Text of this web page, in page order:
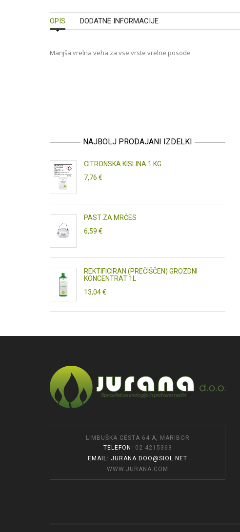
OPIS DODATNE INFORMACIJE
Manjša vrelna veha za vse vrste vrelne posode
NAJBOLJ PRODAJANI IZDELKI
CITRONSKA KISLINA 1 KG
7,76 €
PAST ZA MRČES
6,59 €
REKTIFICIRAN (PREČIŠČEN) GROZDNI
KONCENTRAT 1L
13,04 €
LIMBUŠKA CESTA 64 A, MARIBOR
TELEFON: 02 4215363
EMAIL: JURANA.DOO@SIOL.NET
WWW.JURANA.COM